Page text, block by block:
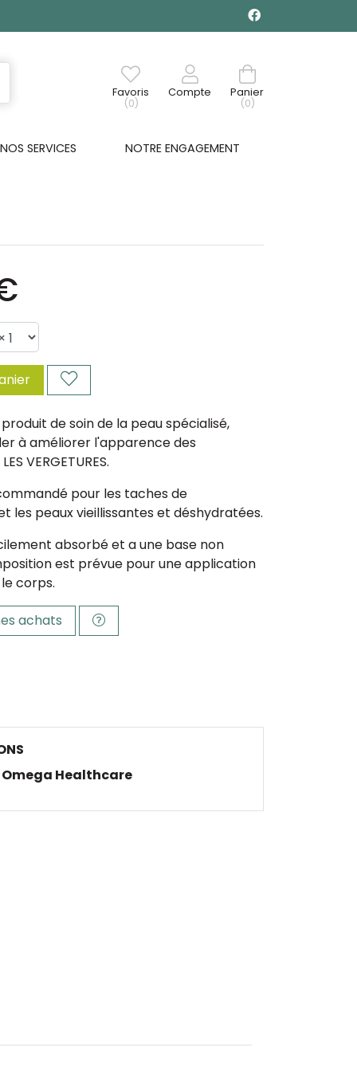
Favoris
(0)
Compte
Panier
(0)
NOS SERVICES NOTRE ENGAGEMENT
de soin de la peau spécialisé,
à améliorer l'apparence des
VERGETURES.
pour les taches de
les peaux vieillissantes et déshydratées.
absorbé et a une base non
est prévue pour une application
corps.
achats
Omega Healthcare